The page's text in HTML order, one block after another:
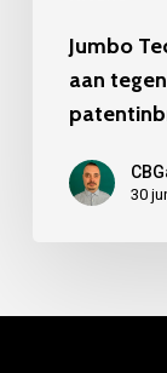
Jumbo
aan
30